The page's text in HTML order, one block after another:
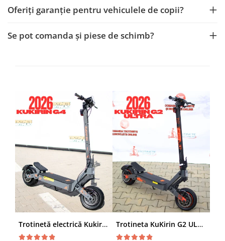
Oferiți garanție pentru vehiculele de copii?
Se pot comanda și piese de schimb?
Trotinetă electrică Kukirin G4 (2026) motor 2000 W, viteză maximă 70 km/h, baterie cu litiu 60 V 20 Ah, anvelope de 11 inchi Trotineta KuKirin G2 ULTRA (2026), 2 Motoare, 48v 18ah, Viteza 55 km/h, 1.600w, NEGRU+PORTOCALIU